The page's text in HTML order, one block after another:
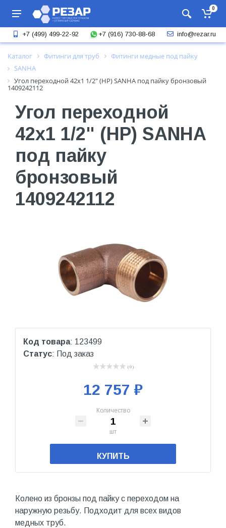
0
+7 (499) 499-22-92 +7 (916) 730-88-68 info@rezar.ru
Каталог Фитинги для труб
Фитинги медные под пайку
SANHA
Угол переходной 42x1 1/2" (НР) SANHA под пайку бронзовый
1409242112
Угол переходной
42x1 1/2" (НР) SANHA
под пайку
бронзовый
1409242112
Код товара: 123499
Статус: Под заказ
( 0 )
12 757 ₽
Количество
шт
КУПИТЬ
Колено из бронзы под пайку с переходом на
наружную резьбу. Подходит для всех видов
медных труб.